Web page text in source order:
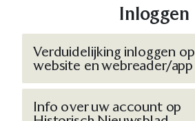
Inloggen
Verduidelijking inloggen op
website en webreader/app
Info over uw account op